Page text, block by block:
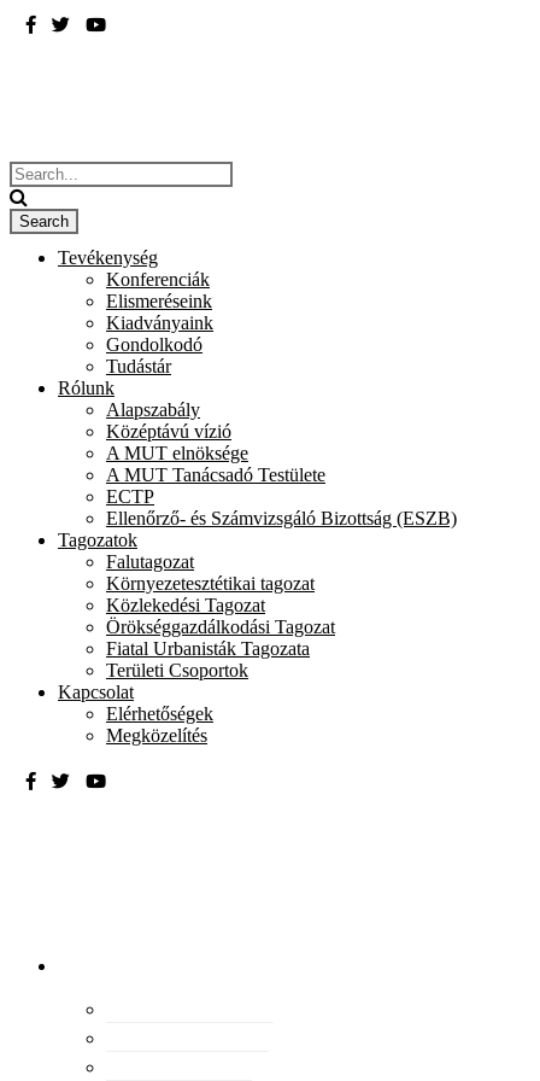
Tevékenység
Konferenciák
Elismeréseink
Kiadványaink
Gondolkodó
Tudástár
Rólunk
Alapszabály
Középtávú vízió
A MUT elnöksége
A MUT Tanácsadó Testülete
ECTP
Ellenőrző- és Számvizsgáló Bizottság (ESZB)
Tagozatok
Falutagozat
Környezetesztétikai tagozat
Közlekedési Tagozat
Örökséggazdálkodási Tagozat
Fiatal Urbanisták Tagozata
Területi Csoportok
Kapcsolat
Elérhetőségek
Megközelítés